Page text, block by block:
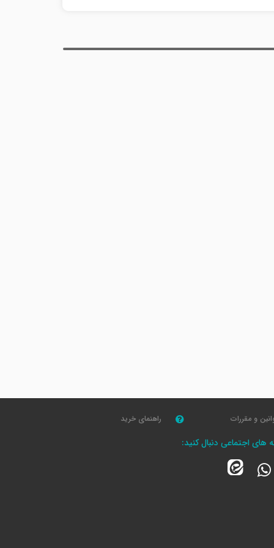
و مقررات راهنمای خرید
های اجتماعی دنبال کنید: